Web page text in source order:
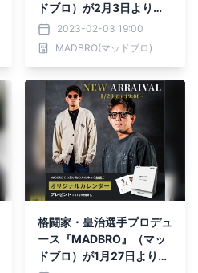
ドブロ）が2月3日より新
作アイテム2点を発売。
2023-02-03 19:00
MADBRO(マッドブロ)
格闘家・皇治選手プロデュ
ース『MADBRO』（マッ
ドブロ）が1月27日より新